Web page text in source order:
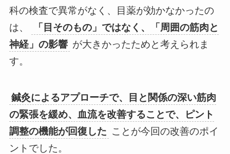
科の検査で異常がなく、目薬が効かなかったの
は、
「目そのもの」ではなく、「周囲の筋肉と
神経」の影響 が大きかったためと考えられま
す。
鍼灸によるアプローチで、目と関係の深い筋肉
の緊張を緩め、血流を改善することで、ピント
調整の機能が回復した ことが今回の改善のポイ
ントでした。